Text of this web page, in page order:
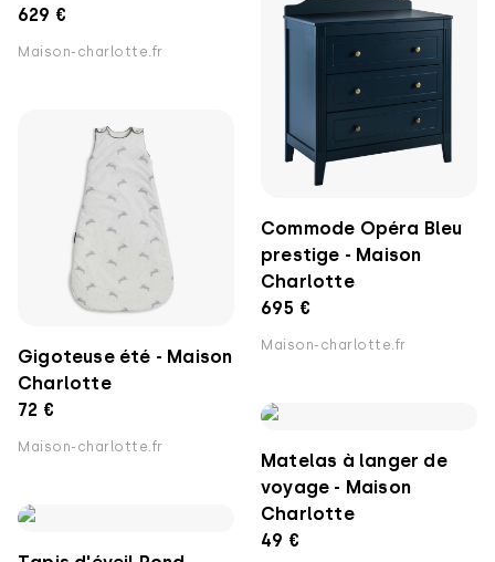
629 €
Maison-charlotte.fr
Commode Opéra Bleu
prestige - Maison
Charlotte
695 €
Maison-charlotte.fr
Gigoteuse été - Maison
Charlotte
72 €
Maison-charlotte.fr
Matelas à langer de
voyage - Maison
Charlotte
49 €